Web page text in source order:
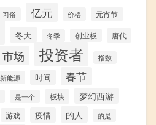
习俗 亿元 价格 元宵节
冬天 冬季 创业板 唐代
市场 投资者 指数
新能源 时间 春节
是一个 板块 梦幻西游
游戏 疫情 的人 的是